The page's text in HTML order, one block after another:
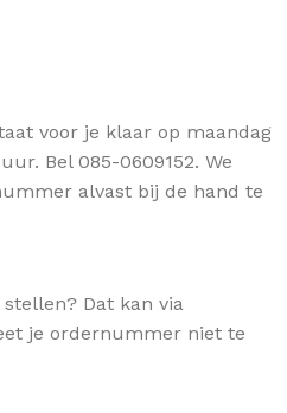
voor je klaar op maandag
Bel 085-0609152. We
alvast bij de hand te
Dat kan via
je ordernummer niet te